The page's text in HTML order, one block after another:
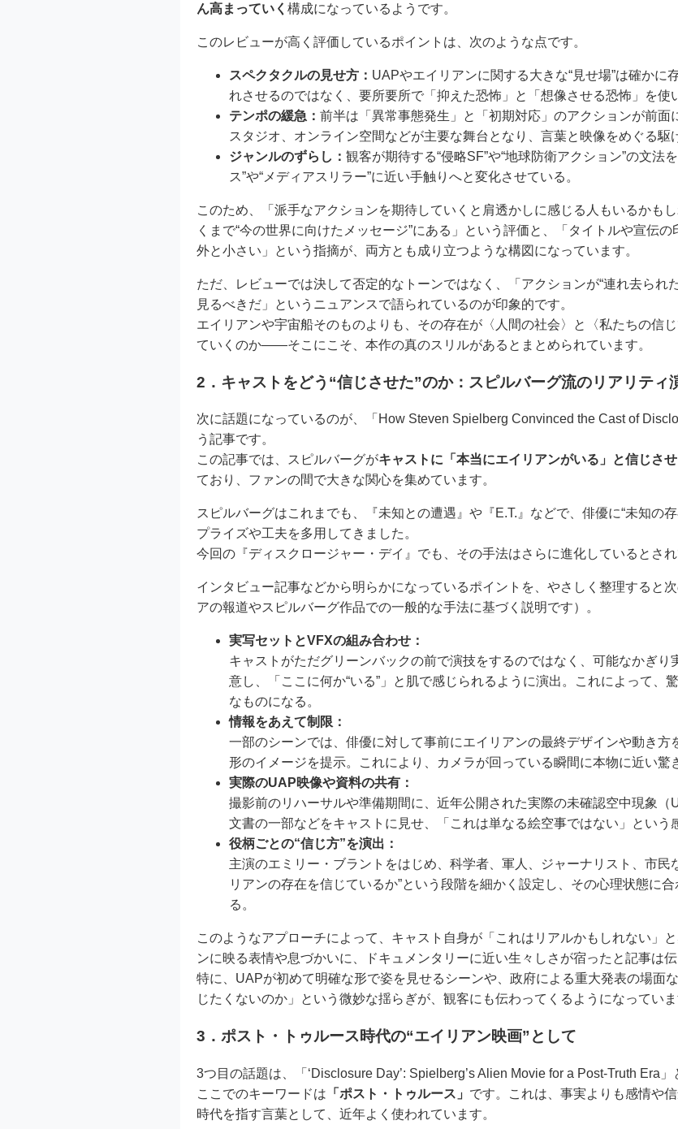
ん高まっていく 構成になっているようです。
このレビューが高く評価しているポイントは、次のような点です。
スペクタクルの見せ方： UAPやエイリアンに関する大きな“見せ場”は確かに
れさせるのではなく、要所要所で「抑えた恐怖」と「想像させる恐怖」を使
テンポの緩急： 前半は「異常事態発生」と「初期対応」のアクションが前面
スタジオ、オンライン空間などが主要な舞台となり、言葉と映像をめぐる駆
ジャンルのずらし： 観客が期待する“侵略SF”や“地球防衛アクション”の文法
ス”や“メディアスリラー”に近い手触りへと変化させている。
このため、「派手なアクションを期待していくと肩透かしに感じる人もいるかも
くまで“今の世界に向けたメッセージ”にある」という評価と、「タイトルや宣伝
外と小さい」という指摘が、両方とも成り立つような構図になっています。
ただ、レビューでは決して否定的なトーンではなく、「アクションが“連れ去られ
見るべきだ」というニュアンスで語られているのが印象的です。
エイリアンや宇宙船そのものよりも、その存在が〈人間の社会〉と〈私たちの信
ていくのか――そこにこそ、本作の真のスリルがあるとまとめられています。
2．キャストをどう“信じさせた”のか：スピルバーグ流のリアリティ
次に話題になっているのが、「How Steven Spielberg Convinced the Cast of
う記事です。
この記事では、スピルバーグがキャストに「本当にエイリアンがいる」と信じさ
ており、ファンの間で大きな関心を集めています。
スピルバーグはこれまでも、『未知との遭遇』や『E.T.』などで、俳優に“未知の
プライズや工夫を多用してきました。
今回の『ディスクロージャー・デイ』でも、その手法はさらに進化しているとされ
インタビュー記事などから明らかになっているポイントを、やさしく整理すると
アの報道やスピルバーグ作品での一般的な手法に基づく説明です）。
実写セットとVFXの組み合わせ：
キャストがただグリーンバックの前で演技をするのではなく、可能なかぎり
意し、「ここに何か“いる”」と肌で感じられるように演出。これによって、
なものになる。
情報をあえて制限：
一部のシーンでは、俳優に対して事前にエイリアンの最終デザインや動き方
形のイメージを提示。これにより、カメラが回っている瞬間に本物に近い驚
実際のUAP映像や資料の共有：
撮影前のリハーサルや準備期間に、近年公開された実際の未確認空中現象
文書の一部などをキャストに見せ、「これは単なる絵空事ではない」という
役柄ごとの“信じ方”を演出：
主演のエミリー・ブラントをはじめ、科学者、軍人、ジャーナリスト、市民
リアンの存在を信じているか”という段階を細かく設定し、その心理状態に
る。
このようなアプローチによって、キャスト自身が「これはリアルかもしれない」
ンに映る表情や息づかいに、ドキュメンタリーに近い生々しさが宿ったと記事は伝
特に、UAPが初めて明確な形で姿を見せるシーンや、政府による重大発表の場面
じたくないのか」という微妙な揺らぎが、観客にも伝わってくるようになっていま
3．ポスト・トゥルース時代の“エイリアン映画”として
3つ目の話題は、「‘Disclosure Day’: Spielberg’s Alien Movie for a Post-Truth Era」
ここでのキーワードは 「ポスト・トゥルース」 です。これは、事実よりも感情や
時代を指す言葉として、近年よく使われています。